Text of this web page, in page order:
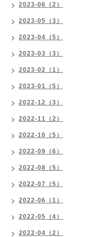
2023-06（2）
2023-05（3）
2023-04（5）
2023-03（3）
2023-02（1）
2023-01（5）
2022-12（3）
2022-11（2）
2022-10（5）
2022-09（6）
2022-08（5）
2022-07（5）
2022-06（1）
2022-05（4）
2022-04（2）